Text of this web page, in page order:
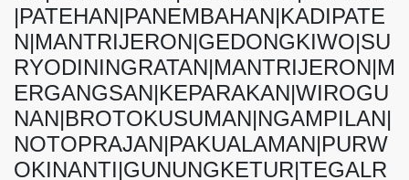
|PATEHAN|PANEMBAHAN|KADIPATE
N|MANTRIJERON|GEDONGKIWO|SU
RYODININGRATAN|MANTRIJERON|M
ERGANGSAN|KEPARAKAN|WIROGU
NAN|BROTOKUSUMAN|NGAMPILAN|
NOTOPRAJAN|PAKUALAMAN|PURW
OKINANTI|GUNUNGKETUR|TEGALR